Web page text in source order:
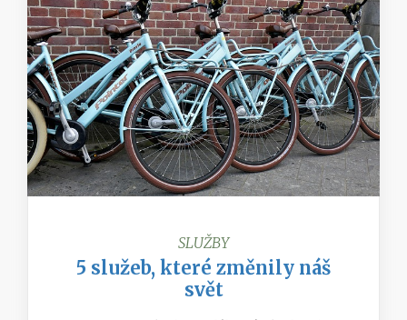
SLUŽBY
5 služeb, které změnily náš
svět